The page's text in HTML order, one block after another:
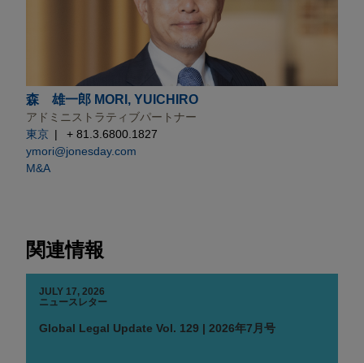
森 雄一郎 MORI, YUICHIRO
アドミニストラティブパートナー
東京
+ 81.3.6800.1827
ymori@jonesday.com
M&A
関連情報
JULY 17, 2026
ニュースレター
Global Legal Update Vol. 129 | 2026年7月号